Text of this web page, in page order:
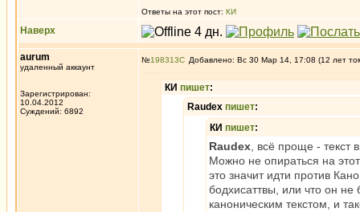
Ответы на этот пост: КИ
Наверх
aurum
удаленный аккаунт
Зарегистрирован:
10.04.2012
Суждений: 6892
№198313 Добавлено: Вс 30 Мар 14, 17:08 (12 лет
КИ пишет:
Raudex пишет:
КИ пишет:
Raudex , всё проще - текст
Можно не опираться на
это значит идти против
бодхисаттвы, или что он не
каноническим текстом, и